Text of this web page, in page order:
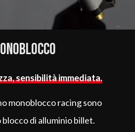
sensibilità immediata.
monoblocco racing sono
di alluminio billet.